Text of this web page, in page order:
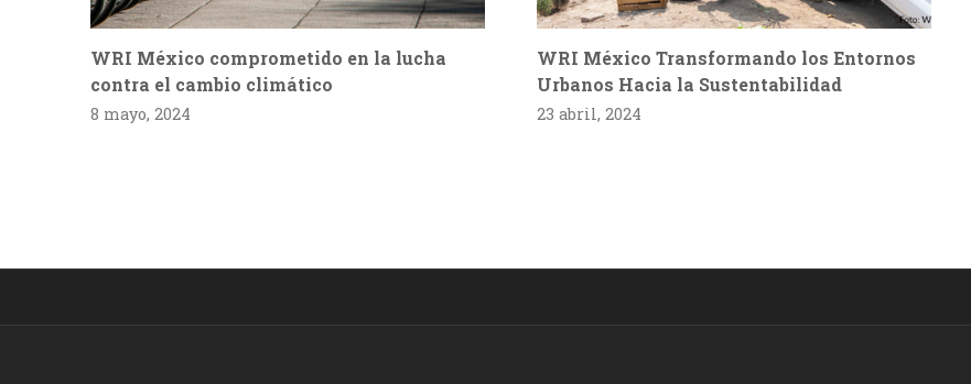
WRI México comprometido en la lucha
contra el cambio climático
8 mayo, 2024
WRI México Transformando los Entornos
Urbanos Hacia la Sustentabilidad
23 abril, 2024